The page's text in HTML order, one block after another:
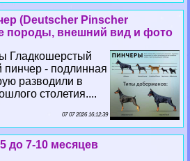
(Deutscher Pinscher
породы, внешний вид и фото
Гладкошерстый
- подлинная
разводили в
столетия....
07 07 2026 16:12:39
до 7-10 месяцев